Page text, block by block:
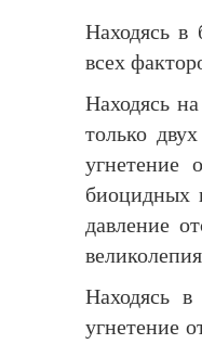
Находясь в
всех
Находясь
только
угнетение
биоцидных
давление
Находясь в
угнетение